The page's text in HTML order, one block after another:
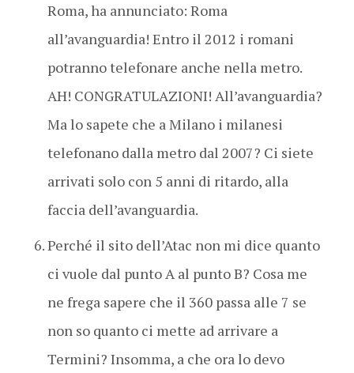
Roma, ha annunciato: Roma
all’avanguardia! Entro il 2012 i romani
potranno telefonare anche nella metro.
AH! CONGRATULAZIONI! All’avanguardia?
Ma lo sapete che a Milano i milanesi
telefonano dalla metro dal 2007? Ci siete
arrivati solo con 5 anni di ritardo, alla
faccia dell’avanguardia.
Perché il sito dell’Atac non mi dice quanto
ci vuole dal punto A al punto B? Cosa me
ne frega sapere che il 360 passa alle 7 se
non so quanto ci mette ad arrivare a
Termini? Insomma, a che ora lo devo